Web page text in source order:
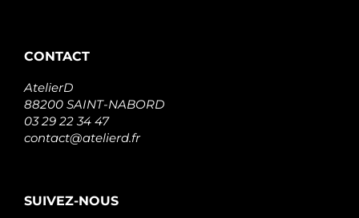
CONTACT
AtelierD
88200 SAINT-NABORD
03 29 22 34 47
contact@atelierd.fr
SUIVEZ-NOUS